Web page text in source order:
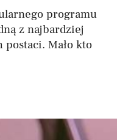
programu
z najbardziej
Mało kto